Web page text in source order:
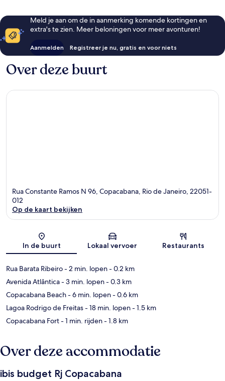
Meld je aan om de in aanmerking komende kortingen en
extra's te zien. Meer beloningen voor meer avonturen!
Aanmelden Registreer je nu, gratis en voor niets
Over deze buurt
Rua Constante Ramos N 96, Copacabana, Rio de Janeiro, 22051-
012
Op de kaart bekijken
In de buurt Lokaal vervoer Restaurants
Rua Barata Ribeiro- 2 min. lopen- 0.2 km
Avenida Atlântica- 3 min. lopen- 0.3 km
Copacabana Beach- 6 min. lopen- 0.6 km
Lagoa Rodrigo de Freitas- 18 min. lopen- 1.5 km
Copacabana Fort- 1 min. rijden- 1.8 km
Over deze accommodatie
ibis budget Rj Copacabana